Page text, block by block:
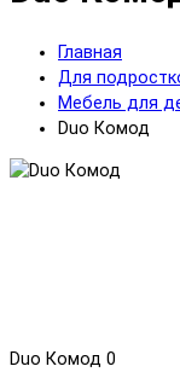
Главная
Для
Мебель для
Duo Комод
Duo Комод 0